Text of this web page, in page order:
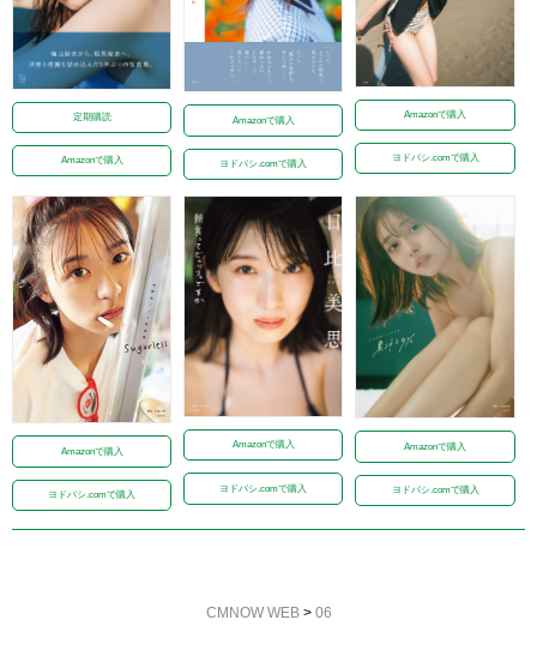
定期購読
Amazonで購入
Amazonで購入
ヨドバシ.comで購入
Amazonで購入
ヨドバシ.comで購入
Amazonで購入
ヨドバシ.comで購入
Amazonで購入
ヨドバシ.comで購入
Amazonで購入
ヨドバシ.comで購入
CMNOW WEB> 06